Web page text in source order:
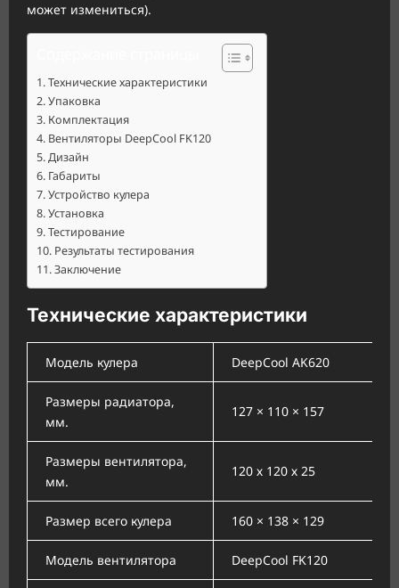
может измениться).
Технические характеристики
Упаковка
Комплектация
Вентиляторы DeepCool FK120
Дизайн
Габариты
Устройство кулера
Установка
Тестирование
Результаты тестирования
Заключение
Технические характеристики
Модель кулера DeepCool AK620
Размеры радиатора,
мм.
127 × 110 × 157
Размеры вентилятора,
мм.
120 х 120 х 25
Размер всего кулера 160 × 138 × 129
Модель вентилятора DeepCool FK120